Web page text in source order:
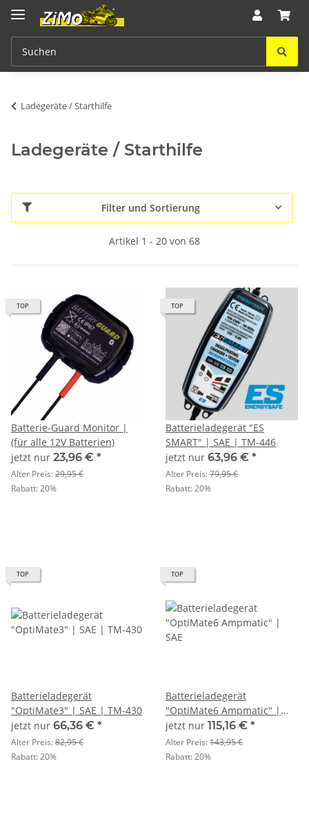
Ladegeräte / Starthilfe
Ladegeräte / Starthilfe
Filter und Sortierung
Artikel 1 - 20 von 68
TOP
Batterie-Guard Monitor |
(für alle 12V Batterien)
jetzt nur 23,96 € *
Alter Preis:29,95 €
Rabatt:20%
TOP
Batterieladegerät "ES
SMART" | SAE | TM-446
jetzt nur 63,96 € *
Alter Preis:79,95 €
Rabatt:20%
TOP
Batterieladegerät
"OptiMate3" | SAE | TM-430
jetzt nur 66,36 € *
Alter Preis:82,95 €
Rabatt:20%
TOP
Batterieladegerät
"OptiMate6 Ampmatic" |
SAE
jetzt nur 115,16 € *
Alter Preis:143,95 €
Rabatt:20%